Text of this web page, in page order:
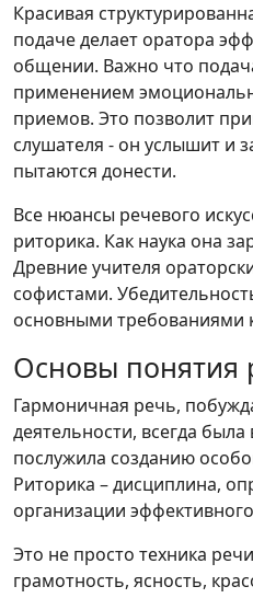
Красивая
подаче делает оратора
общении. Важно что
применением
приемов. Это позволит
слушателя - он услышит и
пытаются донести.
Все нюансы речевого
риторика. Как наука она
Древние учителя
софистами.
основными требованиями
Основы понятия
Гармоничная речь,
деятельности, всегда
послужила созданию
Риторика – дисциплина,
организации
Это не просто техника
грамотность, ясность,